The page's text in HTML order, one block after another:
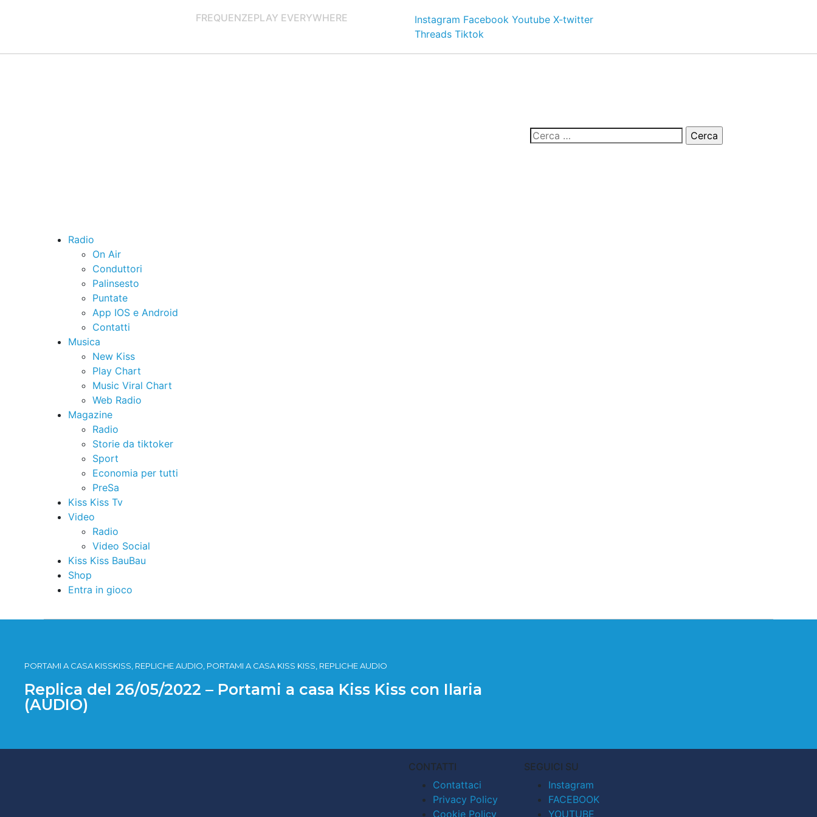
FREQUENZEPLAY EVERYWHERE Instagram Facebook Youtube X-twitter
Threads Tiktok
Radio
On Air
Conduttori
Palinsesto
Puntate
App IOS e Android
Contatti
Musica
New Kiss
Play Chart
Music Viral Chart
Web Radio
Magazine
Radio
Storie da tiktoker
Sport
Economia per tutti
PreSa
Kiss Kiss Tv
Video
Radio
Video Social
Kiss Kiss BauBau
Shop
Entra in gioco
PORTAMI A CASA KISSKISS, REPLICHE AUDIO, PORTAMI A CASA KISS KISS, REPLICHE AUDIO
Replica del 26/05/2022 – Portami a casa Kiss Kiss con Ilaria
(AUDIO)
CONTATTI
Contattaci
Privacy Policy
Cookie Policy
SEGUICI SU
Instagram
FACEBOOK
YOUTUBE